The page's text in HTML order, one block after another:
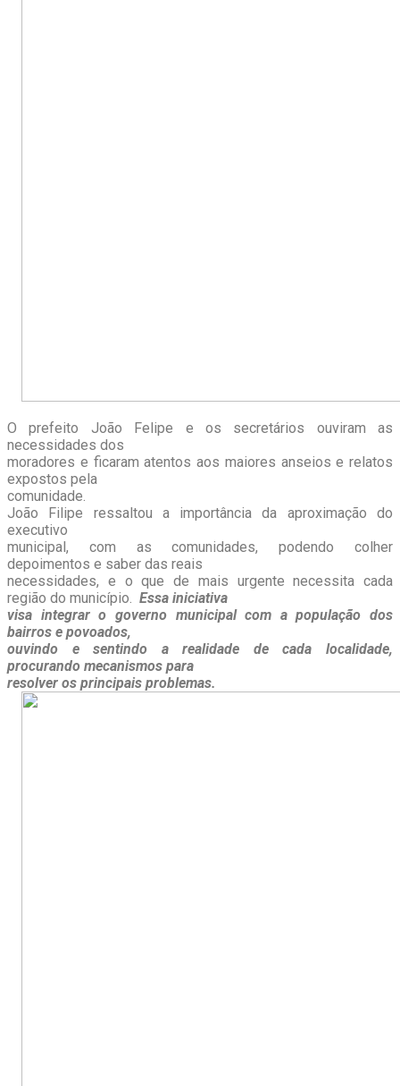
O prefeito João Felipe e os secretários ouviram as
necessidades dos
moradores e ficaram atentos aos maiores anseios e relatos
expostos pela
comunidade.
João Filipe ressaltou a importância da aproximação do
executivo
municipal, com as comunidades, podendo colher
depoimentos e saber das reais
necessidades, e o que de mais urgente necessita cada
região do município. Essa iniciativa
visa integrar o governo municipal com a população dos
bairros e povoados,
ouvindo e sentindo a realidade de cada localidade,
procurando mecanismos para
resolver os principais problemas.